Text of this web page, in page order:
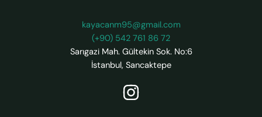
kayacanm95@gmail.com
(+90) 542 761 86 72
Sarıgazi Mah. Gültekin Sok. No:6
İstanbul, Sancaktepe